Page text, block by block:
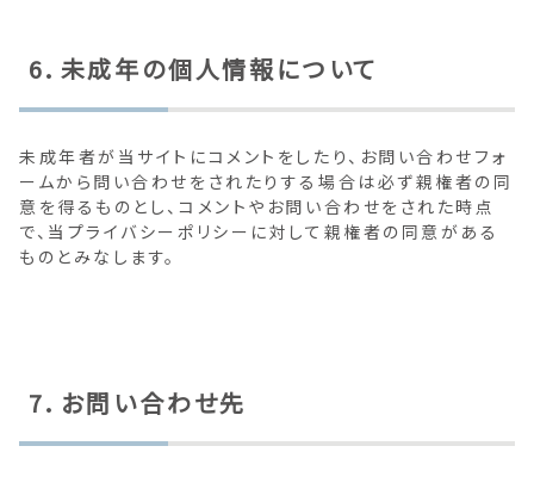
6．未成年の個人情報について
未成年者が当サイトにコメントをしたり、お問い合わせフォ
ームから問い合わせをされたりする場合は必ず親権者の同
意を得るものとし、コメントやお問い合わせをされた時点
で、当プライバシーポリシーに対して親権者の同意がある
ものとみなします。
7．お問い合わせ先